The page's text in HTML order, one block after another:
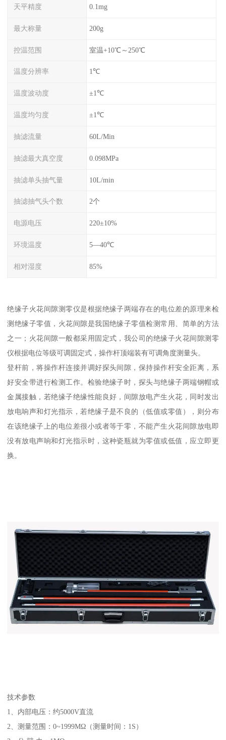
天平精度 0.1mg
最大称量 200g
控温范围 室温+10℃～250℃
温度分辨率 1℃
温度波动度 ±1℃
温度均匀度 ±1℃
抽滤流量 60L/Min
抽滤最大真空度 0.098MPa
抽滤单头抽气量 10L/min
抽滤抽气头个数 2个
电源电压 220±10%
环境温度 5—40℃
相对湿度 85%
绝缘子火花间隙测零仪是根据绝缘子两端存在的电位差的原理来检
测绝缘子零值，火花间隙是我国绝缘子零值检测常用、简单的方法
之一；火花间隙一般都采用固定式，我公司的绝缘子火花间隙测零
仪根据电位等级可调固定式，操作杆顶端装有可调角度测量头。
登杆前，将操作杆连接并调好探头间隙，保持操作杆安全距离，系
好安全带进行检测工作。检验绝缘子时，探头与绝缘子两端钢帽或
金属接触，若绝缘子绝缘性能良好，间隙放电产生火花，同时发出
放电响声和灯光指示，若绝缘子是不良的（低值或零值），则分布
在该绝缘子上的电位差很小或者等于零，不能产生火花间隙放电即
没有放电声响和灯光指示时，这种瓷瓶就为零值或低值，应立即更
换。
技术参数
1、内部电压：约5000V直流
2、测量范围：0~1999MΩ（测量时间：1S）